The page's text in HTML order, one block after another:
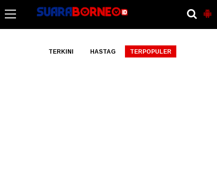
TERKINI HASTAG TERPOPULER